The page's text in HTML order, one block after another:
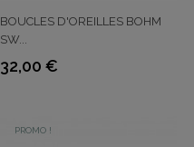
BOUCLES D'OREILLES BOHM
SW...
Prix
32,00 €
PROMO !